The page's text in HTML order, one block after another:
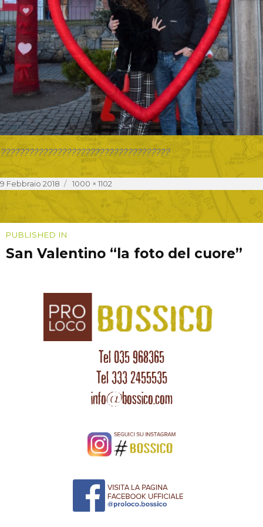
????????????????????????????????????
Posted
9 Febbraio 2018
Full
1000 × 1102
Navigazione
articoli
PUBLISHED IN
San Valentino “la foto del cuore”
Tel 035 968365
Tel 333 2455535
info@bossico.com